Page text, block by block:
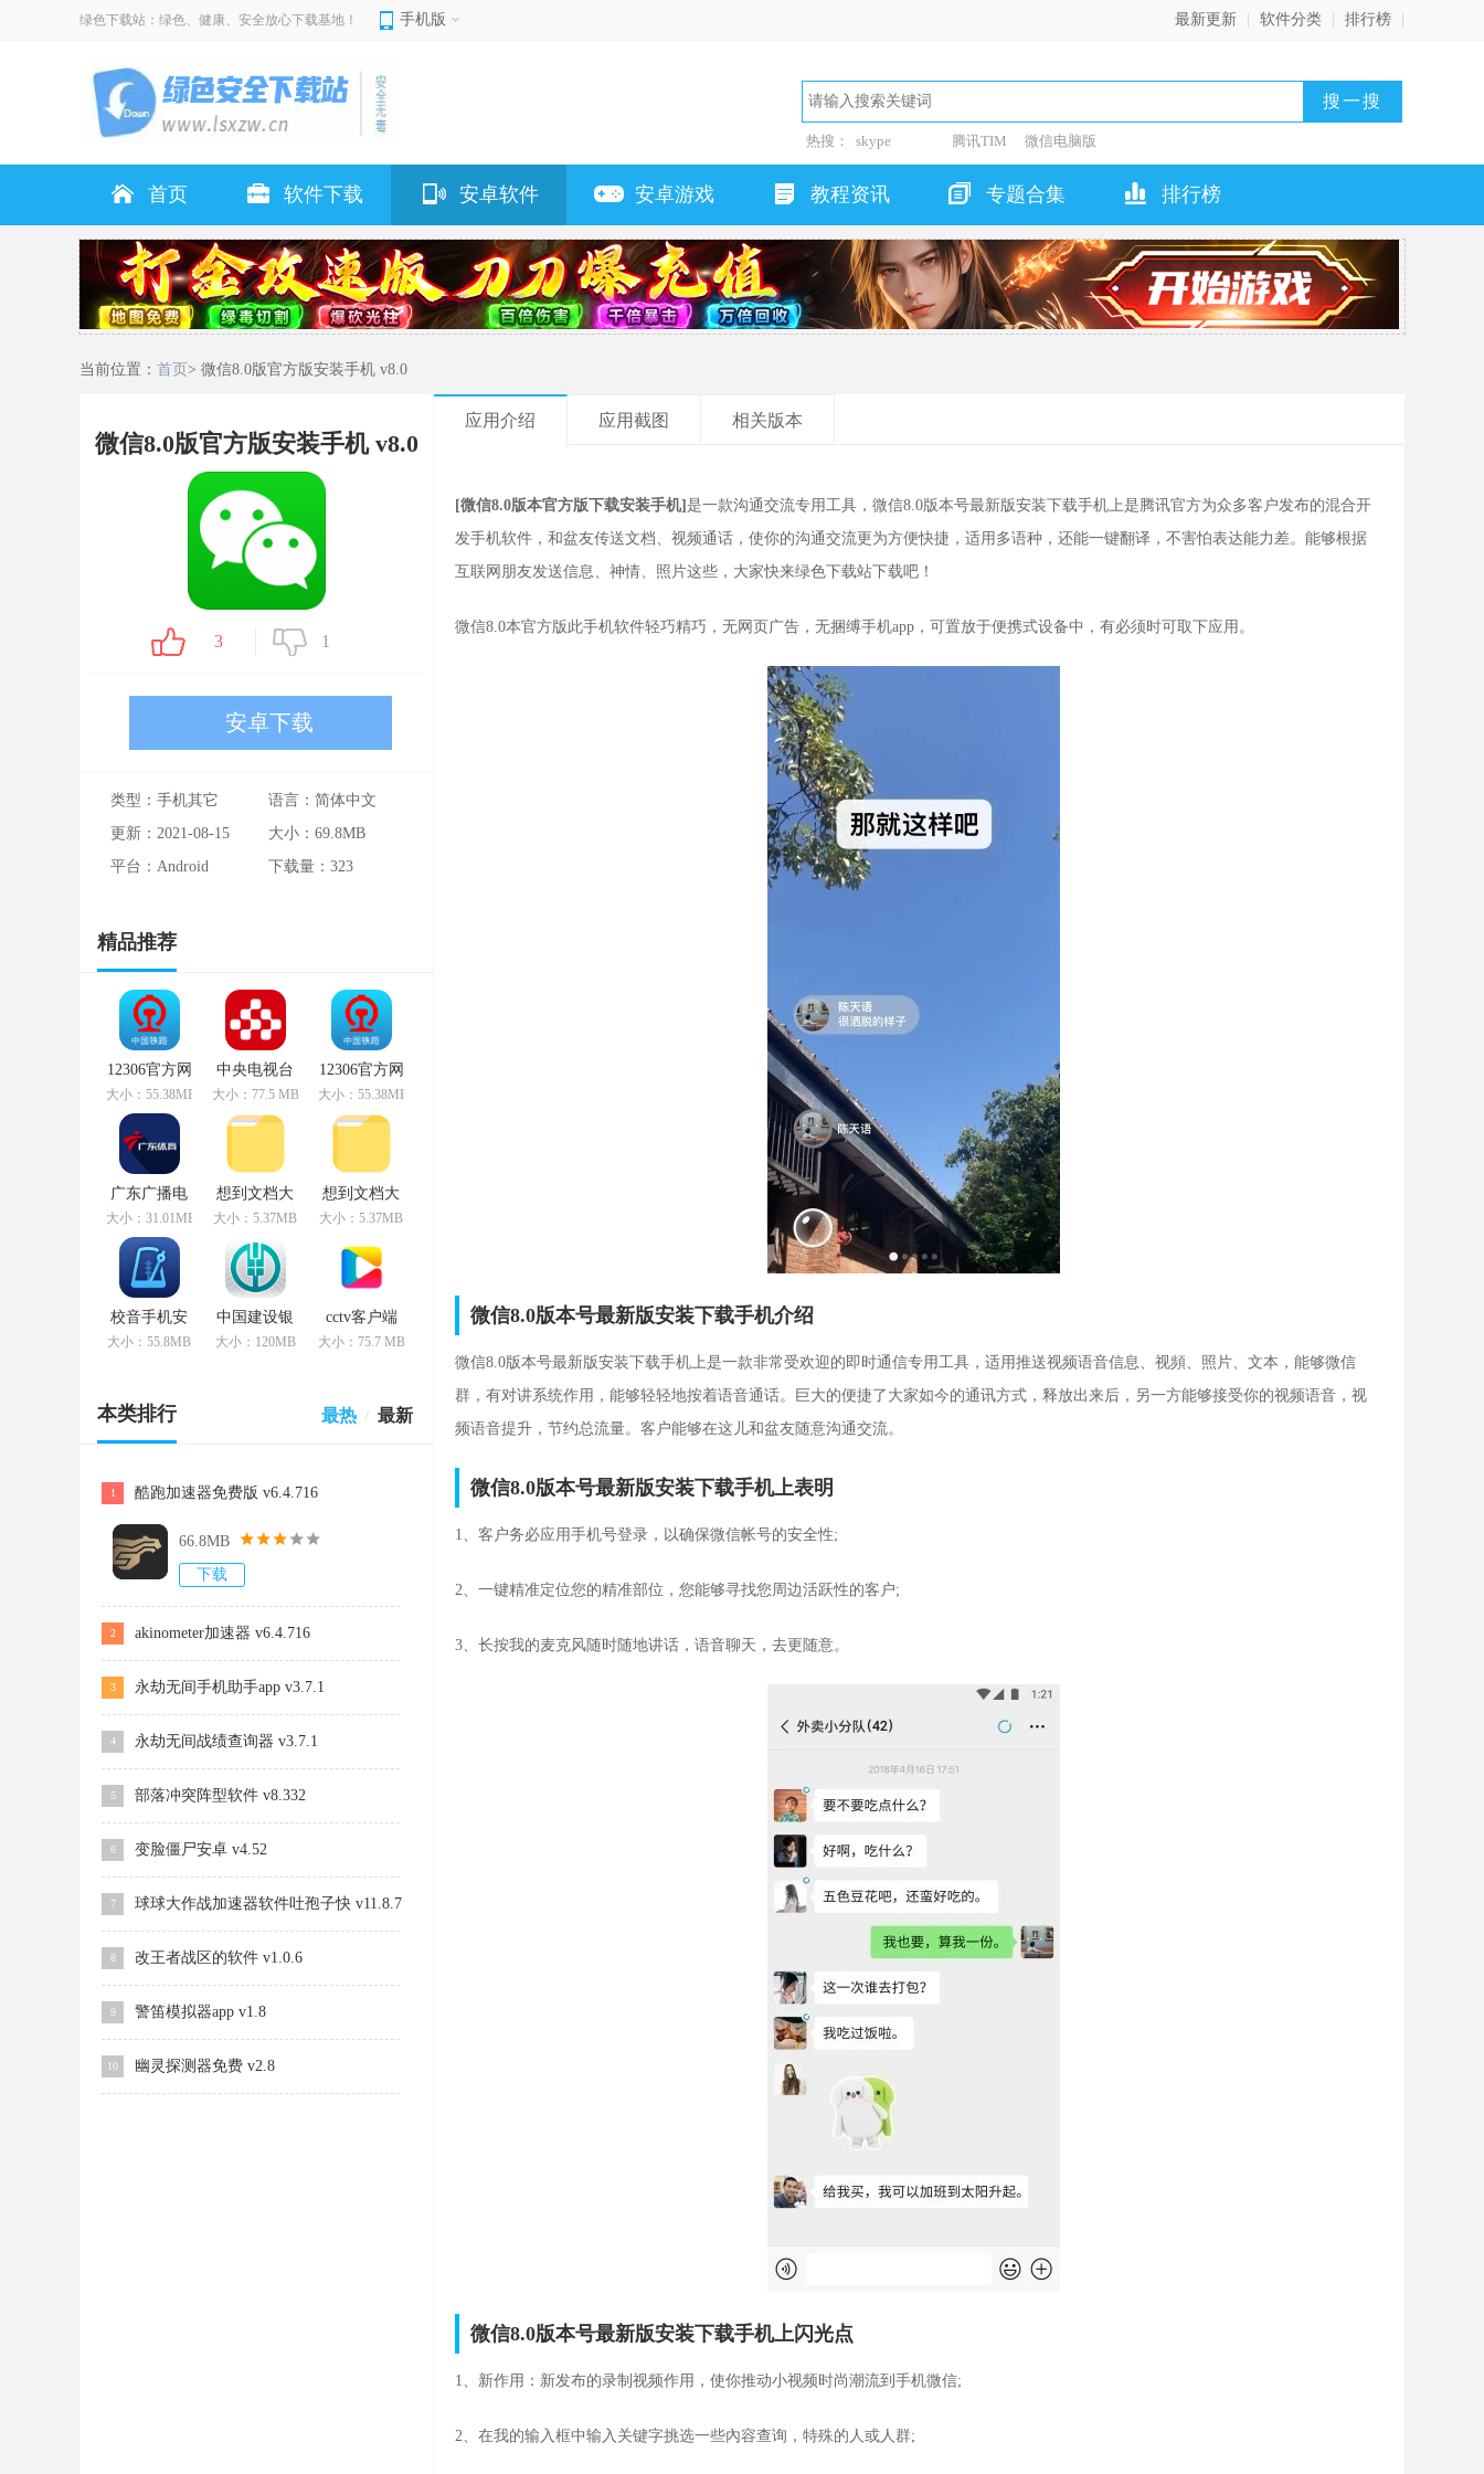
绿色下载站：绿色、健康、安全放心下载基地！ 手机版 最新更新 软件分类 排行榜
热搜： skype 腾讯TIM 微信电脑版
首页 软件下载 安卓软件 安卓游戏 教程资讯 专题合集 排行榜
当前位置： 首页 > 微信8.0版官方版安装手机 v8.0
微信8.0版官方版安装手机 v8.0
3 1
安卓下载
类型：手机其它
语言：简体中文
更新：2021-08-15
大小：69.8MB
平台：Android
下载量： 323
精品推荐
12306官方网
站购票app手
机版 v5.2.1
大小：55.38MB
中央电视台
视频app
大小：77.5 MB
12306官方网
站购票app最
新版本
v3.3.55
大小：55.38MB
广东广播电
视台app
大小：31.01MB
想到文档大
管家app
v3.5.58
大小：5.37MB
想到文档大
管家手机版
6.1.5 v3.5.58
大小：5.37MB
校音手机安
卓版完全免
费 v5.5.5
大小：55.8MB
中国建设银
行最新版本
app v6.2.0
大小：120MB
cctv客户端
手机版
大小：75.7 MB
本类排行 最热 最新
1 酷跑加速器免费版 v6.4.716
66.8MB
下载
2 akinometer加速器 v6.4.716
3 永劫无间手机助手app v3.7.1
4 永劫无间战绩查询器 v3.7.1
5 部落冲突阵型软件 v8.332
6 变脸僵尸安卓 v4.52
7 球球大作战加速器软件吐孢子快 v11.8.7
8 改王者战区的软件 v1.0.6
9 警笛模拟器app v1.8
10 幽灵探测器免费 v2.8
应用介绍 应用截图 相关版本
[微信8.0版本官方版下载安装手机] 是一款沟通交流专用工具，微信8.0版本号最新版安装下载手机上是腾讯官方为众多客户发布的混合开
发手机软件，和盆友传送文档、视频通话，使你的沟通交流更为方便快捷，适用多语种，还能一键翻译，不害怕表达能力差。能够根据
互联网朋友发送信息、神情、照片这些，大家快来绿色下载站下载吧！
微信8.0本官方版此手机软件轻巧精巧，无网页广告，无捆缚手机app，可置放于便携式设备中，有必须时可取下应用。
微信8.0版本号最新版安装下载手机介绍
微信8.0版本号最新版安装下载手机上是一款非常受欢迎的即时通信专用工具，适用推送视频语音信息、视頻、照片、文本，能够微信
群，有对讲系统作用，能够轻轻地按着语音通话。巨大的便捷了大家如今的通讯方式，释放出来后，另一方能够接受你的视频语音，视
频语音提升，节约总流量。客户能够在这儿和盆友随意沟通交流。
微信8.0版本号最新版安装下载手机上表明
1、客户务必应用手机号登录，以确保微信帐号的安全性;
2、一键精准定位您的精准部位，您能够寻找您周边活跃性的客户;
3、长按我的麦克风随时随地讲话，语音聊天，去更随意。
微信8.0版本号最新版安装下载手机上闪光点
1、新作用：新发布的录制视频作用，使你推动小视频时尚潮流到手机微信;
2、在我的输入框中输入关键字挑选一些內容查询，特殊的人或人群;